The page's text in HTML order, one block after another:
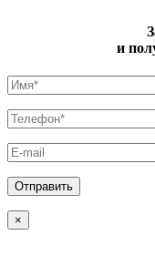
и
×